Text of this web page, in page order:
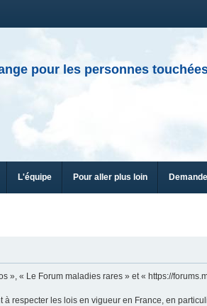
pour les personnes
L'équipe Pour aller plus loin
», « Le Forum maladies rares » et « https://
respecter les lois en vigueur en France, en